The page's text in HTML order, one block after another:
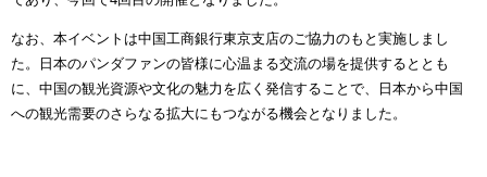
なお、本イベントは中国工商銀行東京支店のご協力のもと実施しまし
た。日本のパンダファンの皆様に心温まる交流の場を提供するととも
に、中国の観光資源や文化の魅力を広く発信することで、日本から中国
への観光需要のさらなる拡大にもつながる機会となりました。